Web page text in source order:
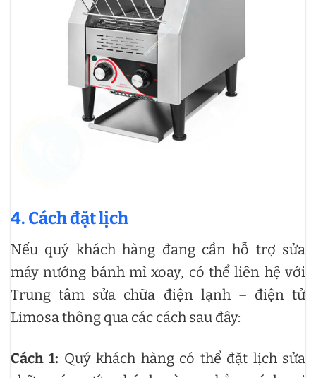
4. Cách đặt lịch
Nếu quý khách hàng đang cần hỗ trợ sửa
máy nướng bánh mì xoay, có thể liên hệ với
Trung tâm sửa chữa điện lạnh – điện tử
Limosa thông qua các cách sau đây:
Cách 1: Quý khách hàng có thể đặt lịch sửa